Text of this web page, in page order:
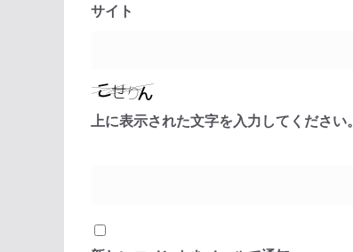
サイト
上に表示された文字を入力してください。